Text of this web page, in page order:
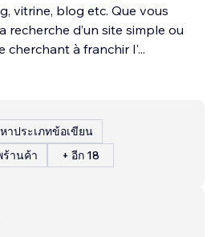
vitrine, blog etc. Que vous
recherche d’un site simple ou
cherchant à franchir l'...
าประเภทข้อเขียน
ร้านค้า
+ อีก 18